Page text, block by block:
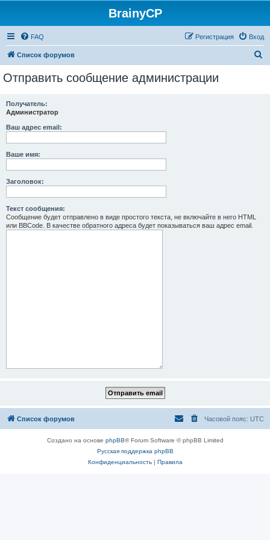
BrainyCP
FAQ Вход
Регистрация
Список форумов
Отправить сообщение администрации
Получатель:
Администратор
Ваш адрес email:
Ваше имя:
Заголовок:
Текст сообщения:
Сообщение будет отправлено в виде простого текста, не включайте в него HTML
или BBCode. В качестве обратного адреса будет показываться ваш адрес email.
Список форумов Часовой пояс: UTC
Создано на основе phpBB® Forum Software © phpBB Limited
Русская поддержка phpBB
Конфиденциальность| Правила